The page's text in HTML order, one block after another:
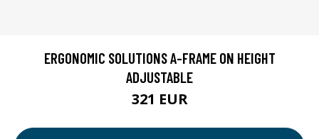
ERGONOMIC SOLUTIONS A-FRAME ON HEIGHT
ADJUSTABLE
321 EUR